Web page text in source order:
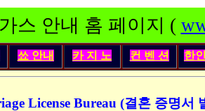
스 안내 홈 페이지 (
쑈 안내 카 지 노 컨 벤 션 한인
License Bureau (결혼 증명서